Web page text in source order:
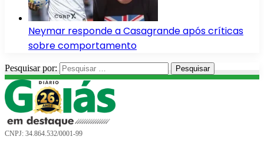
Neymar responde a Casagrande após críticas
sobre comportamento
Pesquisar por:
CNPJ: 34.864.532/0001-99